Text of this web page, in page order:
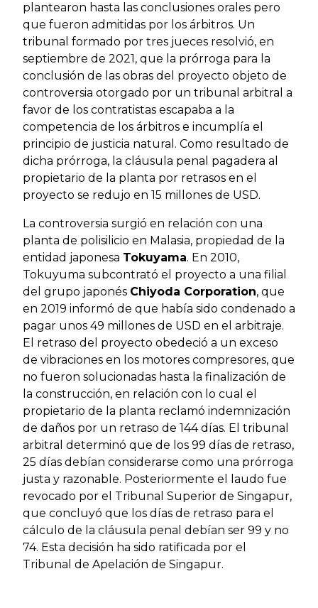
plantearon hasta las conclusiones orales pero
que fueron admitidas por los árbitros. Un
tribunal formado por tres jueces resolvió, en
septiembre de 2021, que la prórroga para la
conclusión de las obras del proyecto objeto de
controversia otorgado por un tribunal arbitral a
favor de los contratistas escapaba a la
competencia de los árbitros e incumplía el
principio de justicia natural. Como resultado de
dicha prórroga, la cláusula penal pagadera al
propietario de la planta por retrasos en el
proyecto se redujo en 15 millones de USD.
La controversia surgió en relación con una
planta de polisilicio en Malasia, propiedad de la
entidad japonesa Tokuyama. En 2010,
Tokuyuma subcontrató el proyecto a una filial
del grupo japonés Chiyoda Corporation, que
en 2019 informó de que había sido condenado a
pagar unos 49 millones de USD en el arbitraje.
El retraso del proyecto obedeció a un exceso
de vibraciones en los motores compresores, que
no fueron solucionadas hasta la finalización de
la construcción, en relación con lo cual el
propietario de la planta reclamó indemnización
de daños por un retraso de 144 días. El tribunal
arbitral determinó que de los 99 días de retraso,
25 días debían considerarse como una prórroga
justa y razonable. Posteriormente el laudo fue
revocado por el Tribunal Superior de Singapur,
que concluyó que los días de retraso para el
cálculo de la cláusula penal debían ser 99 y no
74. Esta decisión ha sido ratificada por el
Tribunal de Apelación de Singapur.